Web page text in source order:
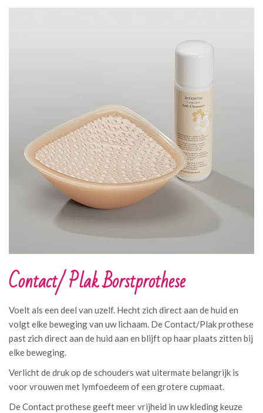
Contact/ Plak Borstprothese
Voelt als een deel van uzelf. Hecht zich direct aan de huid en
volgt elke beweging van uw lichaam. De Contact/Plak prothese
past zich direct aan de huid aan en blijft op haar plaats zitten bij
elke beweging.
Verlicht de druk op de schouders wat uitermate belangrijk is
voor vrouwen met lymfoedeem of een grotere cupmaat.
De Contact prothese geeft meer vrijheid in uw kleding keuze